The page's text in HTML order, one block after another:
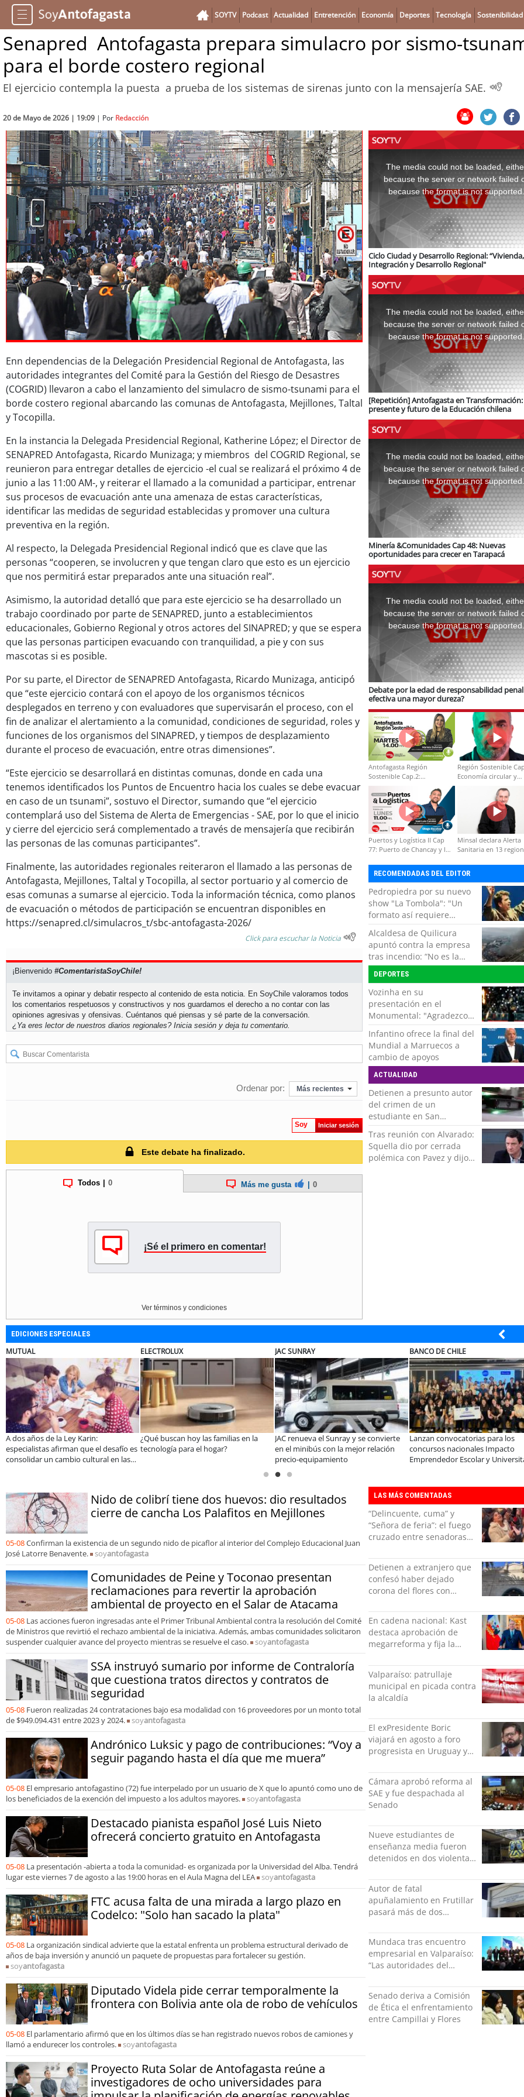
SOYTV Podcast Actualidad Entretención Economía Deportes Tecnología Sostenibilidad
Senapred Antofagasta prepara simulacro por sismo-
para el borde costero regional
El ejercicio contempla la puesta a prueba de los sistemas de sirenas junto con la mensajería SAE.
20 de Mayo de 2026 | 19:09 | Por Redacción
Enn dependencias de la Delegación Presidencial Regional de Antofagasta, las
autoridades integrantes del Comité para la Gestión del Riesgo de Desastres
(COGRID) llevaron a cabo el lanzamiento del simulacro de sismo-tsunami para el
borde costero regional abarcando las comunas de Antofagasta, Mejillones, Taltal
y Tocopilla.
En la instancia la Delegada Presidencial Regional, Katherine López; el Director de
SENAPRED Antofagasta, Ricardo Munizaga; y miembros del COGRID Regional, se
reunieron para entregar detalles de ejercicio -el cual se realizará el próximo 4 de
junio a las 11:00 AM-, y reiterar el llamado a la comunidad a participar, entrenar
sus procesos de evacuación ante una amenaza de estas características,
identificar las medidas de seguridad establecidas y promover una cultura
preventiva en la región.
Al respecto, la Delegada Presidencial Regional indicó que es clave que las
personas “cooperen, se involucren y que tengan claro que esto es un ejercicio
que nos permitirá estar preparados ante una situación real”.
Asimismo, la autoridad detalló que para este ejercicio se ha desarrollado un
trabajo coordinado por parte de SENAPRED, junto a establecimientos
educacionales, Gobierno Regional y otros actores del SINAPRED; y que se espera
que las personas participen evacuando con tranquilidad, a pie y con sus
mascotas si es posible.
Por su parte, el Director de SENAPRED Antofagasta, Ricardo Munizaga, anticipó
que “este ejercicio contará con el apoyo de los organismos técnicos
desplegados en terreno y con evaluadores que supervisarán el proceso, con el
fin de analizar el alertamiento a la comunidad, condiciones de seguridad, roles y
funciones de los organismos del SINAPRED, y tiempos de desplazamiento
durante el proceso de evacuación, entre otras dimensiones”.
“Este ejercicio se desarrollará en distintas comunas, donde en cada una
tenemos identificados los Puntos de Encuentro hacia los cuales se debe evacuar
en caso de un tsunami”, sostuvo el Director, sumando que “el ejercicio
contemplará uso del Sistema de Alerta de Emergencias - SAE, por lo que el inicio
y cierre del ejercicio será complementado a través de mensajería que recibirán
las personas de las comunas participantes”.
Finalmente, las autoridades regionales reiteraron el llamado a las personas de
Antofagasta, Mejillones, Taltal y Tocopilla, al sector portuario y al comercio de
esas comunas a sumarse al ejercicio. Toda la información técnica, como planos
de evacuación o métodos de participación se encuentran disponibles en
https://senapred.cl/simulacros_t/sbc-antofagasta-2026/
Click para escuchar la Noticia
¡Bienvenido #ComentaristaSoyChile!
Te invitamos a opinar y debatir respecto al contenido de esta noticia. En SoyChile valoramos todos
los comentarios respetuosos y constructivos y nos guardamos el derecho a no contar con las
opiniones agresivas y ofensivas. Cuéntanos qué piensas y sé parte de la conversación.
¿Ya eres lector de nuestros diarios regionales? Inicia sesión y deja tu comentario.
Ordenar por: Más recientes
Soy Iniciar sesión
Este debate ha finalizado.
Todos 0 Más me gusta 0
¡Sé el primero en comentar!
Ver términos y condiciones
window.
The media could not be loaded,
because the server or network failed
because the format is not supported.
Ciclo Ciudad y Desarrollo Regional: “Vivienda,
Integración y Desarrollo Regional"
window.
The media could not be loaded,
because the server or network failed
because the format is not supported.
[Repetición] Antofagasta en Transformación:
presente y futuro de la Educación chilena
window.
The media could not be loaded,
because the server or network failed
because the format is not supported.
Minería &Comunidades Cap 48: Nuevas
oportunidades para crecer en Tarapacá
window.
The media could not be loaded,
because the server or network failed
because the format is not supported.
Debate por la edad de responsabilidad
efectiva una mayor dureza?
Antofagasta Región
Sostenible Cap.2:
Educación ambiental y
formación de capacidades
técnicas
Región Sostenible
Economía circular y
Puertos y Logística II Cap
77: Puerto de Chancay y la
Minsal declara Alerta
Sanitaria en 13
RECOMENDADAS DEL EDITOR
Pedropiedra por su nuevo
show "La Tombola": "Un
formato así requiere
interactuar con el público,
echar la talla y no tener
miedo a equivocarse"
Alcaldesa de Quilicura
apuntó contra la empresa
tras incendio: “No es la
primera vez, es la cuarta”
DEPORTES
Vozinha en su
presentación en el
Monumental: "Agradezco
del fondo de mi corazón
por todo el cariño, el apoyo
del más grande de Chile"
Infantino ofrece la final del
Mundial a Marruecos a
cambio de apoyos
ACTUALIDAD
Detienen a presunto autor
del crimen de un
estudiante en San
Bernardo
Tras reunión con Alvarado:
Squella dio por cerrada
polémica con Pavez y dijo
EDICIONES ESPECIALES
es
ELECTROLUX
¿Qué buscan hoy las familias en la
tecnología para el hogar?
JAC SUNRAY
JAC renueva el Sunray y se convierte
en el minibús con la mejor relación
BANCO DE CHILE
Lanzan convocatorias para los
concursos nacionales Impacto
Emprendedor Escolar y Universitario
EL ABRA
Beca Indígena de Minera El
apoya a joven de Toconce
proyecta su futuro en la
Nido de colibrí tiene dos huevos: dio resultados
cierre de cancha Los Palafitos en Mejillones
05-08Confirman la existencia de un segundo nido de picaflor al interior del Complejo Educacional Juan
José Latorre Benavente.
soyantofagasta
Comunidades de Peine y Toconao presentan
reclamaciones para revertir la aprobación
ambiental de proyecto en el Salar de Atacama
05-08 Las acciones fueron ingresadas ante el Primer Tribunal Ambiental contra la resolución del Comité
de Ministros que revirtió el rechazo ambiental de la iniciativa. Además, ambas comunidades solicitaron
suspender cualquier avance del proyecto mientras se resuelve el caso.
soyantofagasta
SSA instruyó sumario por informe de Contraloría
que cuestiona tratos directos y contratos de
seguridad
05-08 Fueron realizadas 24 contrataciones bajo esa modalidad con 16 proveedores por un monto total
de $949.094.431 entre 2023 y 2024.
soyantofagasta
Andrónico Luksic y pago de contribuciones: “Voy a
seguir pagando hasta el día que me muera”
05-08 El empresario antofagastino (72) fue interpelado por un usuario de X que lo apuntó como uno de
los beneficiados de la exención del impuesto a los adultos mayores.
soyantofagasta
Destacado pianista español José Luis Nieto
ofrecerá concierto gratuito en Antofagasta
05-08 La presentación -abierta a toda la comunidad- es organizada por la Universidad del Alba. Tendrá
lugar este viernes 7 de agosto a las 19:00 horas en el Aula Magna del LEA
soyantofagasta
FTC acusa falta de una mirada a largo plazo en
Codelco: "Solo han sacado la plata"
05-08 La organización sindical advierte que la estatal enfrenta un problema estructural derivado de
años de baja inversión y anunció un paquete de propuestas para fortalecer su gestión.
soyantofagasta
Diputado Videla pide cerrar temporalmente la
frontera con Bolivia ante ola de robo de vehículos
05-08 El parlamentario afirmó que en los últimos días se han registrado nuevos robos de camiones y
llamó a endurecer los controles.
soyantofagasta
Proyecto Ruta Solar de Antofagasta reúne a
investigadores de ocho universidades para
LAS MÁS COMENTADAS
“Delincuente, cuma” y
“Señora de feria”: el fuego
cruzado entre senadoras
Senado
Detienen a extranjero que
confesó haber dejado
corona del flores con
exPenitenciaría
En cadena nacional: Kast
destaca aprobación de
megarreforma y fija la
desafío del Gobierno
Valparaíso: patrullaje
municipal en picada contra
la alcaldía
El exPresidente Boric
viajará en agosto a foro
progresista en Uruguay y
Cámara aprobó reforma al
SAE y fue despachada al
Senado
Nueve estudiantes de
enseñanza media fueron
detenidos en dos violentas
Autor de fatal
apuñalamiento en Frutillar
pasará más de dos
Mundaca tras encuentro
empresarial en Valparaíso:
“Las autoridades del
interesados en generar
empleos”
Senado deriva a Comisión
de Ética el enfrentamiento
entre Campillai y Flores